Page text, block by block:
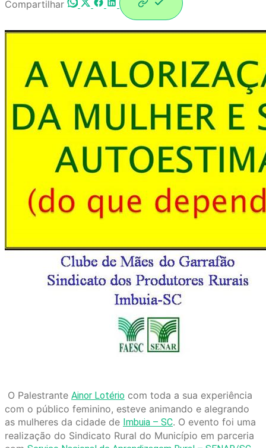
Compartilhar
O Palestrante Ainor Lotério com toda a sua experiência
com o público feminino, esteve animando e alegrando
as mulheres da cidade de Imbuia – SC. O evento foi uma
realização do Sindicato Rural do Município em parceria